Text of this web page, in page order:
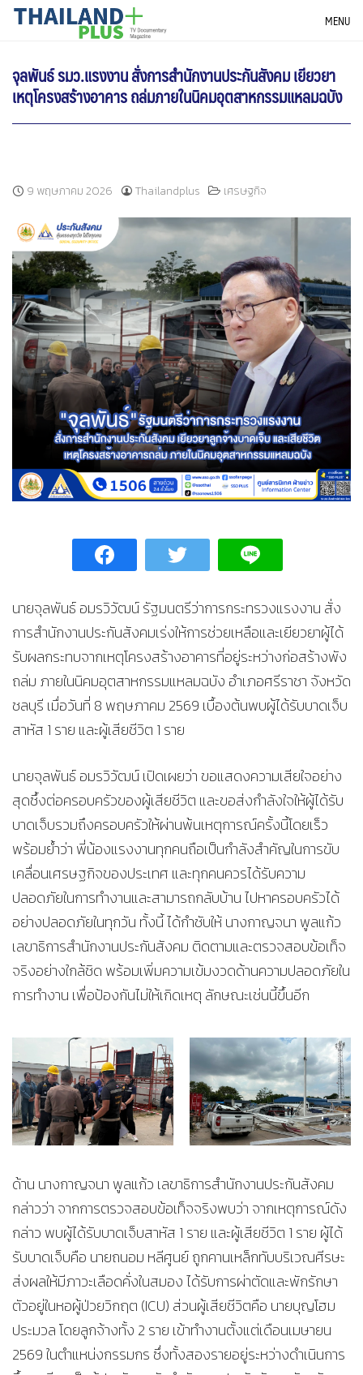
SkipTHAILANDPLUS NEWS MENU
จุลพันธ์ รมว.แรงงาน สั่งการสำนักงานประกันสังคม เยียวยา
เหตุโครงสร้างอาคาร ถล่มภายในนิคมอุตสาหกรรมแหลมฉบัง
9 พฤษภาคม 2026 Thailandplus เศรษฐกิจ
นายจุลพันธ์ อมรวิวัฒน์ รัฐมนตรีว่าการกระทรวงแรงงาน สั่ง
การสำนักงานประกันสังคมเร่งให้การช่วยเหลือและเยียวยาผู้ได้
รับผลกระทบจากเหตุโครงสร้างอาคารที่อยู่ระหว่างก่อสร้างพัง
ถล่ม ภายในนิคมอุตสาหกรรมแหลมฉบัง อำเภอศรีราชา จังหวัด
ชลบุรี เมื่อวันที่ 8 พฤษภาคม 2569 เบื้องต้นพบผู้ได้รับบาดเจ็บ
สาหัส 1 ราย และผู้เสียชีวิต 1 ราย
นายจุลพันธ์ อมรวิวัฒน์ เปิดเผยว่า ขอแสดงความเสียใจอย่าง
สุดซึ้งต่อครอบครัวของผู้เสียชีวิต และขอส่งกำลังใจให้ผู้ได้รับ
บาดเจ็บรวมถึงครอบครัวให้ผ่านพ้นเหตุการณ์ครั้งนี้โดยเร็ว
พร้อมย้ำว่า พี่น้องแรงงานทุกคนถือเป็นกำลังสำคัญในการขับ
เคลื่อนเศรษฐกิจของประเทศ และทุกคนควรได้รับความ
ปลอดภัยในการทำงานและสามารถกลับบ้าน ไปหาครอบครัวได้
อย่างปลอดภัยในทุกวัน ทั้งนี้ ได้กำชับให้ นางกาญจนา พูลแก้ว
เลขาธิการสำนักงานประกันสังคม ติดตามและตรวจสอบข้อเท็จ
จริงอย่างใกล้ชิด พร้อมเพิ่มความเข้มงวดด้านความปลอดภัยใน
การทำงาน เพื่อป้องกันไม่ให้เกิดเหตุ ลักษณะเช่นนี้ขึ้นอีก
ด้าน นางกาญจนา พูลแก้ว เลขาธิการสำนักงานประกันสังคม
กล่าวว่า จากการตรวจสอบข้อเท็จจริงพบว่า จากเหตุการณ์ดัง
กล่าว พบผู้ได้รับบาดเจ็บสาหัส 1 ราย และผู้เสียชีวิต 1 ราย ผู้ได้
รับบาดเจ็บคือ นายถนอม หลีศูนย์ ถูกคานเหล็กทับบริเวณศีรษะ
ส่งผลให้มีภาวะเลือดคั่งในสมอง ได้รับการผ่าตัดและพักรักษา
ตัวอยู่ในหอผู้ป่วยวิกฤต (ICU) ส่วนผู้เสียชีวิตคือ นายบุญโฮม
ประมวล โดยลูกจ้างทั้ง 2 ราย เข้าทำงานตั้งแต่เดือนเมษายน
2569 ในตำแหน่งกรรมกร ซึ่งทั้งสองรายอยู่ระหว่างดำเนินการ